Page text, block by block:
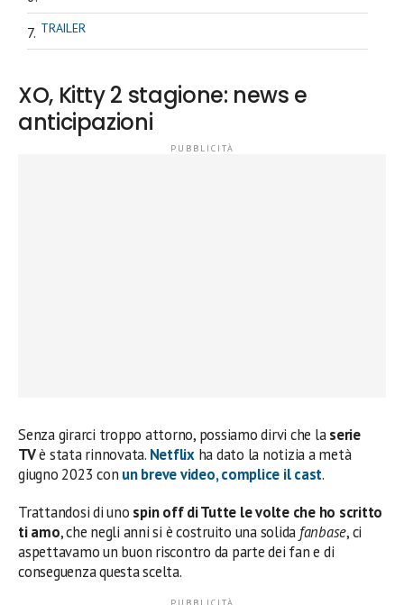
TRAILER
XO, Kitty 2 stagione: news e
anticipazioni
Senza girarci troppo attorno, possiamo dirvi che laserie
TVè stata rinnovata. Netflixha dato la notizia a metà
giugno 2023 con un breve video, complice ilcast.
Trattandosi di uno spin off di Tutte le volte che ho scritto
ti amo, che negli anni si è costruito una solida fanbase, ci
aspettavamo un buon riscontro da parte dei fan e di
conseguenza questa scelta.